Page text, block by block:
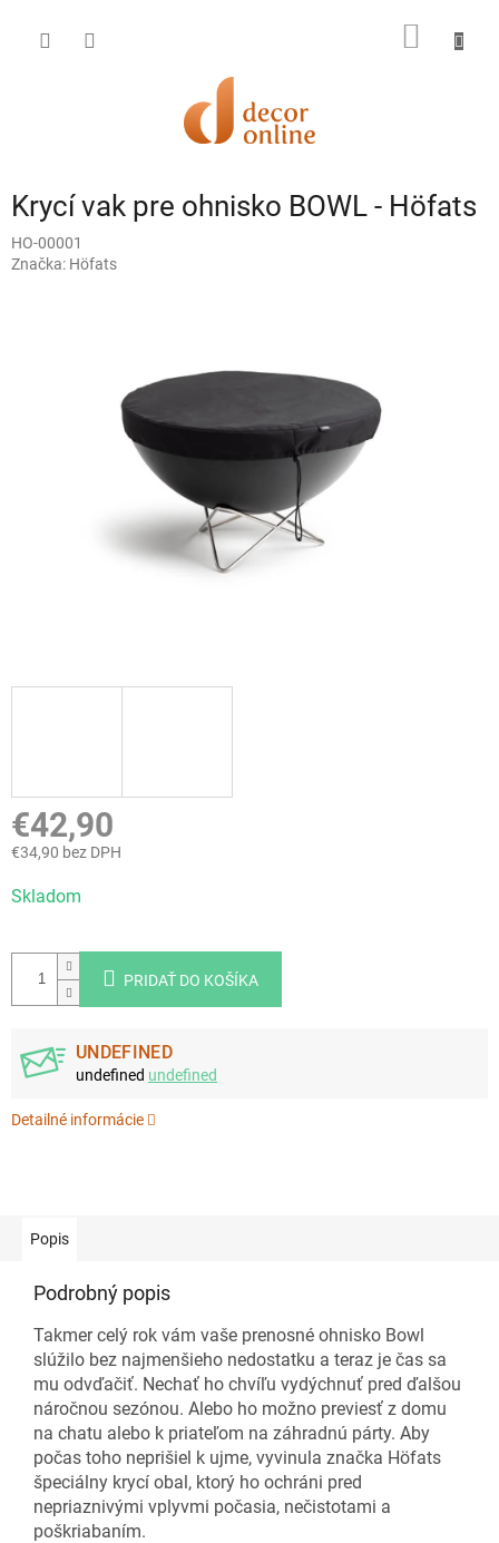
obsah
Krycí vak pre ohnisko BOWL - Höfats
HO-00001
Značka: Höfats
€42,90
€34,90 bez DPH
cena:
Skladom
PRIDAŤ DO KOŠÍKA
UNDEFINED
undefined undefined
Detailné informácie
Popis
Podrobný popis
Takmer celý rok vám vaše prenosné ohnisko Bowl
slúžilo bez najmenšieho nedostatku a teraz je čas sa
mu odvďačiť. Nechať ho chvíľu vydýchnuť pred ďalšou
náročnou sezónou. Alebo ho možno previesť z domu
na chatu alebo k priateľom na záhradnú párty. Aby
počas toho neprišiel k ujme, vyvinula značka Höfats
špeciálny krycí obal, ktorý ho ochráni pred
nepriaznivými vplyvmi počasia, nečistotami a
poškriabaním.